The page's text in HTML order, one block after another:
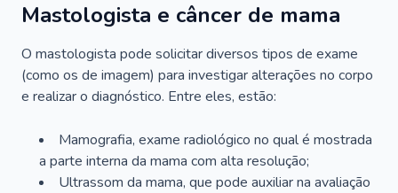
Mastologista e câncer de mama
O mastologista pode solicitar diversos tipos de exame
(como os de imagem) para investigar alterações no corpo
e realizar o diagnóstico. Entre eles, estão:
Mamografia, exame radiológico no qual é mostrada
a parte interna da mama com alta resolução;
Ultrassom da mama, que pode auxiliar na avaliação